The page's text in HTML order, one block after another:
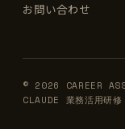
お問い合わせ
© 2026 CAREER
CLAUDE 業務活用研修